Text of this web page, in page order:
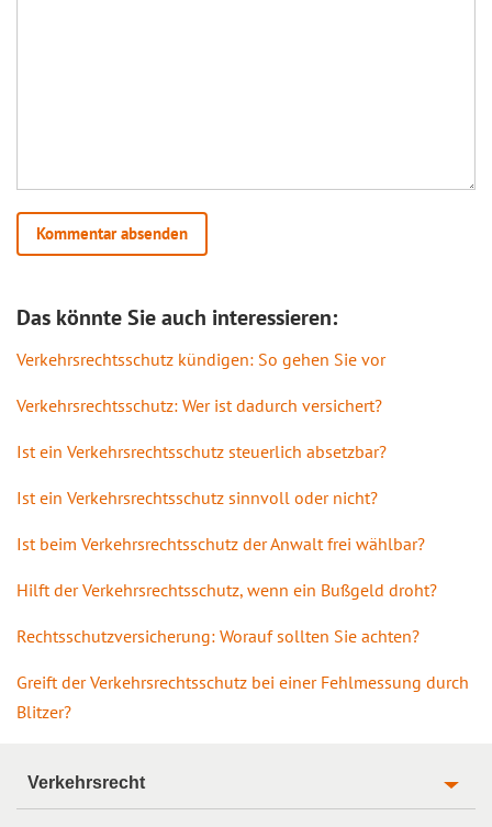
Das könnte Sie auch interessieren:
Verkehrsrechtsschutz kündigen: So gehen Sie vor
Verkehrsrechtsschutz: Wer ist dadurch versichert?
Ist ein Verkehrsrechtsschutz steuerlich absetzbar?
Ist ein Verkehrsrechtsschutz sinnvoll oder nicht?
Ist beim Verkehrsrechtsschutz der Anwalt frei wählbar?
Hilft der Verkehrsrechtsschutz, wenn ein Bußgeld droht?
Rechtsschutzversicherung: Worauf sollten Sie achten?
Greift der Verkehrsrechtsschutz bei einer Fehlmessung durch
Blitzer?
Verkehrsrecht